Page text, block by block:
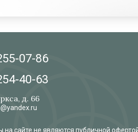
07-86
40-63
д. 66
на сайте не являются публичной